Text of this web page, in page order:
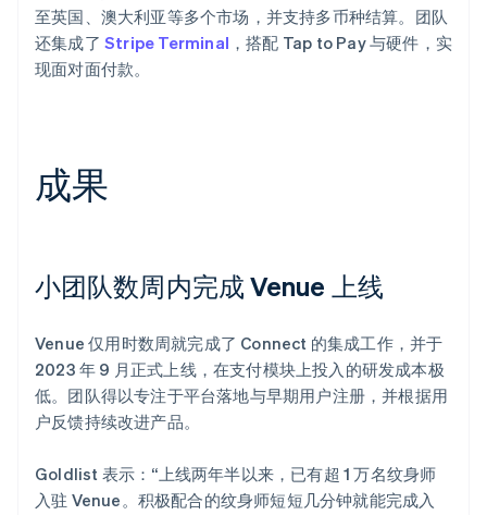
至英国、澳大利亚等多个市场，并支持多币种结算。团队
还集成了 Stripe Terminal ，搭配 Tap to Pay 与硬件，实
现面对面付款。
成果
小团队数周内完成 Venue 上线
Venue 仅用时数周就完成了 Connect 的集成工作，并于
2023 年 9 月正式上线，在支付模块上投入的研发成本极
低。团队得以专注于平台落地与早期用户注册，并根据用
户反馈持续改进产品。
Goldlist 表示：“上线两年半以来，已有超 1 万名纹身师
入驻 Venue。积极配合的纹身师短短几分钟就能完成入